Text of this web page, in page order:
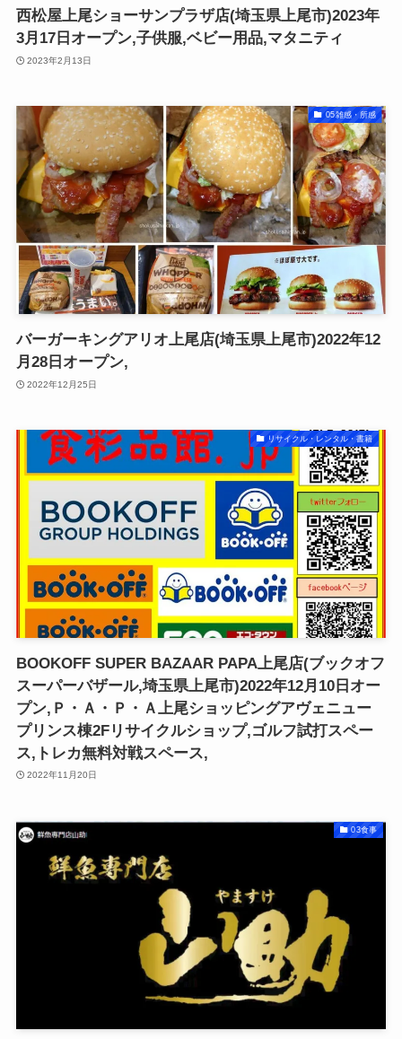
西松屋上尾ショーサンプラザ店(埼玉県上尾市)2023年
3月17日オープン,子供服,ベビー用品,マタニティ
2023年2月13日
05雑感・所感
バーガーキングアリオ上尾店(埼玉県上尾市)2022年12
月28日オープン,
2022年12月25日
リサイクル・レンタル・書籍
BOOKOFF SUPER BAZAAR PAPA上尾店(ブックオフ
スーパーバザール,埼玉県上尾市)2022年12月10日オー
プン,Ｐ・Ａ・Ｐ・Ａ上尾ショッピングアヴェニュー
プリンス棟2Fリサイクルショップ,ゴルフ試打スペー
ス,トレカ無料対戦スペース,
2022年11月20日
03食事